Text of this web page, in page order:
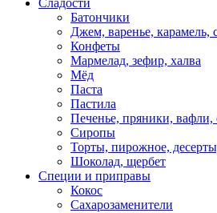
Батончики
Джем, варенье, карамель,
Конфеты
Мармелад, зефир, халва
Мёд
Паста
Пастила
Печенье, пряники, вафли,
Сиропы
Торты, пирожное,
Шоколад, щербет
Специи и приправы
Кокос
Сахарозаменители